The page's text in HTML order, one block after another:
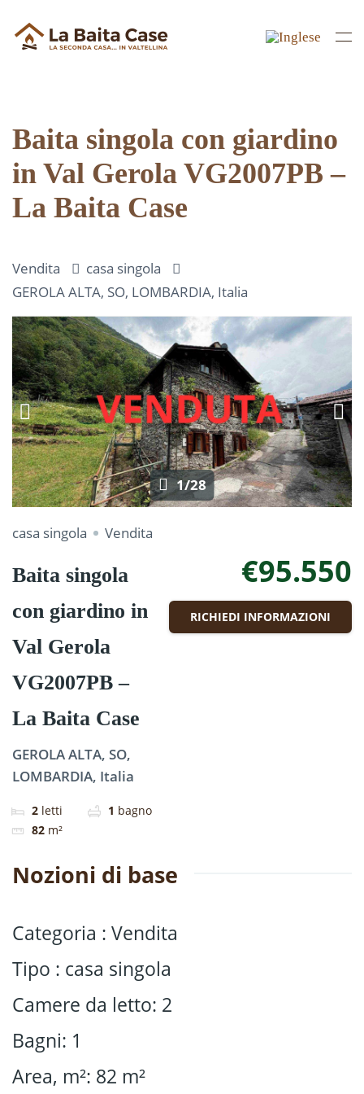
Skip to main content
Baita singola con giardino
in Val Gerola VG2007PB –
La Baita Case
Vendita
casa singola
GEROLA ALTA, SO, LOMBARDIA, Italia
1/28
casa singola Vendita
Baita singola
con giardino in
Val Gerola
VG2007PB –
La Baita Case
GEROLA ALTA, SO,
LOMBARDIA, Italia
2 letti 1 bagno
82 m²
€95.550
RICHIEDI INFORMAZIONI
Nozioni di base
Categoria : Vendita
Tipo : casa singola
Camere da letto: 2
Bagni: 1
Area, m²: 82 m²